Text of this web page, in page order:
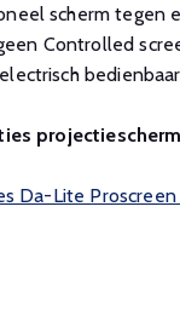
scherm tegen
Controlled
projectiescherm
Da-Lite Proscreen